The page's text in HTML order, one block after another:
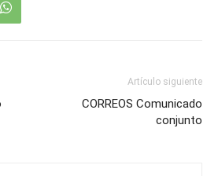
Artículo siguiente
CORREOS Comunicado
conjunto